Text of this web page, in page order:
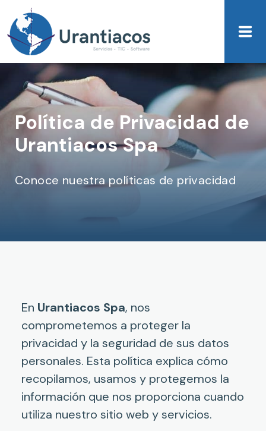
Skip to main content
Política de Privacidad de
Urantiacos Spa
Conoce nuestra políticas de privacidad
En Urantiacos Spa, nos
comprometemos a proteger la
privacidad y la seguridad de sus datos
personales. Esta política explica cómo
recopilamos, usamos y protegemos la
información que nos proporciona cuando
utiliza nuestro sitio web y servicios.